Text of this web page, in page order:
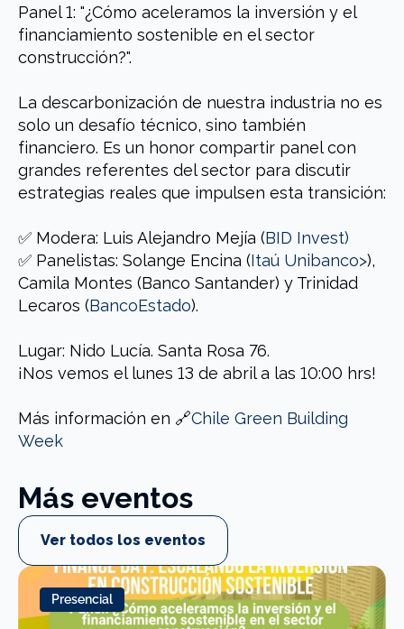
Panel 1: "¿Cómo aceleramos la inversión y el
financiamiento sostenible en el sector
construcción?".
La descarbonización de nuestra industria no es
solo un desafío técnico, sino también
financiero. Es un honor compartir panel con
grandes referentes del sector para discutir
estrategias reales que impulsen esta transición:
✅ Modera: Luis Alejandro Mejía (BID Invest)
✅ Panelistas: Solange Encina (Itaú Unibanco>),
Camila Montes (Banco Santander) y Trinidad
Lecaros (BancoEstado).
Lugar: Nido Lucía. Santa Rosa 76.
¡Nos vemos el lunes 13 de abril a las 10:00 hrs!
Más información en 🔗Chile Green Building
Week
Más eventos
Ver todos los eventos
Presencial